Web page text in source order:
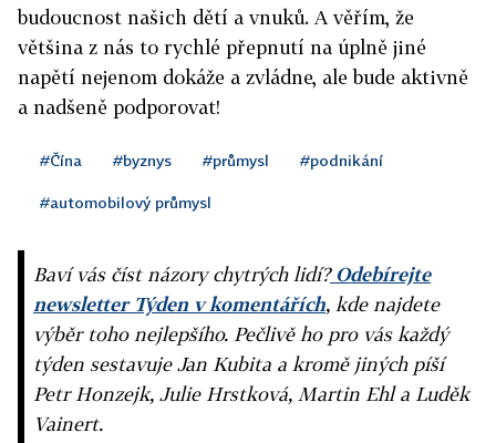
budoucnost našich dětí a vnuků. A věřím, že
většina z nás to rychlé přepnutí na úplně jiné
napětí nejenom dokáže a zvládne, ale bude aktivně
a nadšeně podporovat!
#Čína #byznys #průmysl #podnikání
#automobilový průmysl
Baví vás číst názory chytrých lidí?Odebírejte
newsletter Týden v komentářích, kde najdete
výběr toho nejlepšího. Pečlivě ho pro vás každý
týden sestavuje Jan Kubita a kromě jiných píší
Petr Honzejk, Julie Hrstková, Martin Ehl a Luděk
Vainert.